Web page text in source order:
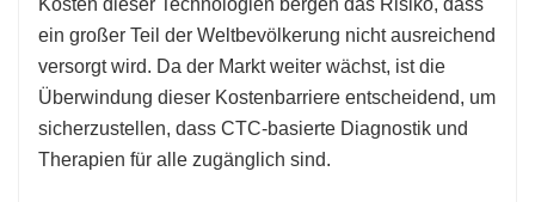
Kosten dieser Technologien bergen das Risiko, dass
ein großer Teil der Weltbevölkerung nicht ausreichend
versorgt wird. Da der Markt weiter wächst, ist die
Überwindung dieser Kostenbarriere entscheidend, um
sicherzustellen, dass CTC-basierte Diagnostik und
Therapien für alle zugänglich sind.